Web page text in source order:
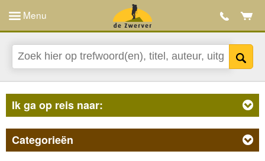
Menu
Ik ga op reis naar:
Categorieën